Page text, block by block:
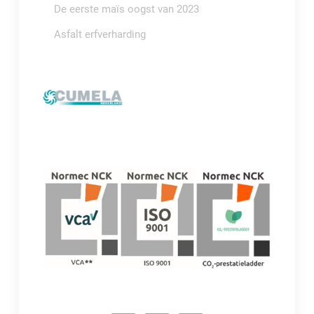
De eerste maïs oogst van 2023
Asfalt erfverharding